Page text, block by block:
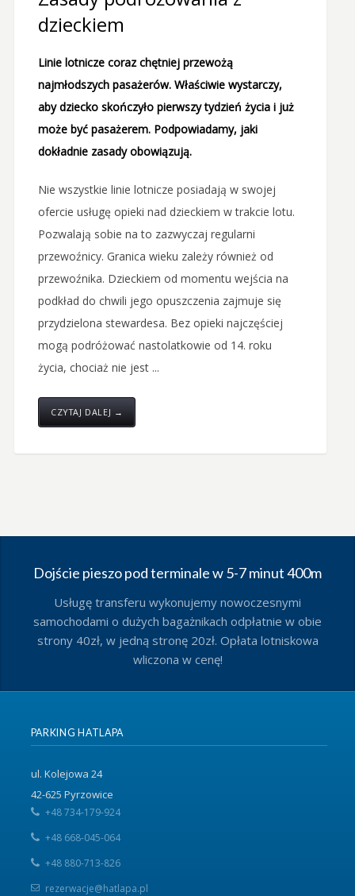
dzieckiem
Linie lotnicze coraz chętniej przewożą
najmłodszych pasażerów. Właściwie wystarczy,
aby dziecko skończyło pierwszy tydzień życia i już
może być pasażerem. Podpowiadamy, jaki
dokładnie zasady obowiązują.
Nie wszystkie linie lotnicze posiadają w swojej
ofercie usługę opieki nad dzieckiem w trakcie lotu.
Pozwalają sobie na to zazwyczaj regularni
przewoźnicy. Granica wieku zależy również od
przewoźnika. Dzieckiem od momentu wejścia na
podkład do chwili jego opuszczenia zajmuje się
przydzielona stewardesa. Bez opieki najczęściej
mogą podróżować nastolatkowie od 14. roku
życia, chociaż nie jest ...
CZYTAJ DALEJ →
Dojście pieszo pod terminale w 5-7 minut 400m
Usługę transferu wykonujemy nowoczesnymi
samochodami o dużych bagażnikach odpłatnie w obie
strony 40zł, w jedną stronę 20zł. Opłata lotniskowa
wliczona w cenę!
PARKING HATLAPA
ul. Kolejowa 24
42-625 Pyrzowice
+48 734-179-924
+48 668-045-064
+48 880-713-826
rezerwacje@hatlapa.pl